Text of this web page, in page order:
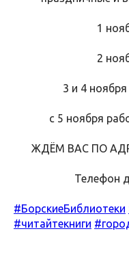
1
2
3 и 4
с 5 ноября
ЖДЁМ ВАС ПО
Телефон
#БорскиеБиблиотеки
#читайтекниги